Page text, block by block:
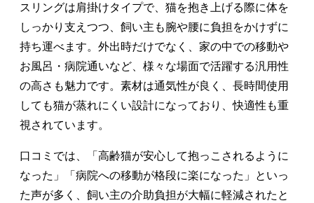
スリングは肩掛けタイプで、猫を抱き上げる際に体を
しっかり支えつつ、飼い主も腕や腰に負担をかけずに
持ち運べます。外出時だけでなく、家の中での移動や
お風呂・病院通いなど、様々な場面で活躍する汎用性
の高さも魅力です。素材は通気性が良く、長時間使用
しても猫が蒸れにくい設計になっており、快適性も重
視されています。
口コミでは、「高齢猫が安心して抱っこされるように
なった」「病院への移動が格段に楽になった」といっ
た声が多く、飼い主の介助負担が大幅に軽減されたと